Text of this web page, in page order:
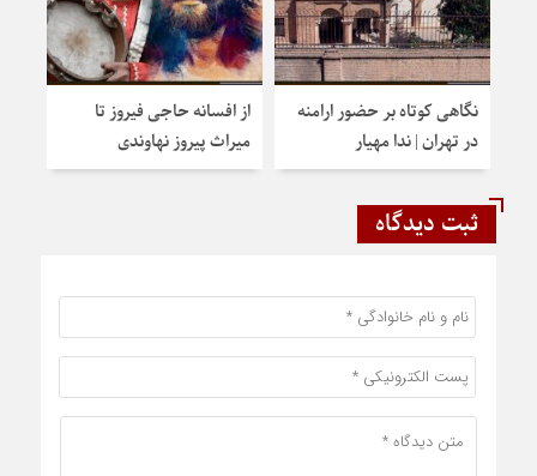
نگاهی کوتاه بر حضور ارامنه
در تهران | ندا مهیار
از افسانه حاجی فیروز تا
میراث پیروز نهاوندی
ثبت دیدگاه